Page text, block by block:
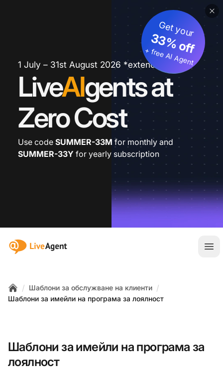
1 July – 31st August 2026 *extended
LiveAIgents at
Zero Cost
Get your
33% off
+ free AI Agent
Use code SUMMER-33M for monthly and
SUMMER-33Y for yearly subscription
:site.title
Home
/ Шаблони за обслужване на клиенти /
Шаблони за имейли на програма за лоялност
Шаблони за имейли на програма за
лоялност